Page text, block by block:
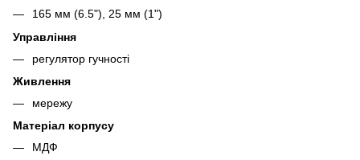
165 мм (6.5"), 25 мм (1")
Управління
регулятор гучності
Живлення
мережу
Матеріал корпусу
МДФ